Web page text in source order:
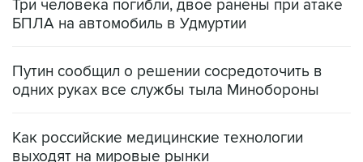
Путин сообщил о решении сосредоточить в
Как российские медицинские технологии
Социальная реклама, АНО «Национальные приоритеты».
ИНН 7725383515 Erid: F7NfYUJCUneVdTRF8PRs